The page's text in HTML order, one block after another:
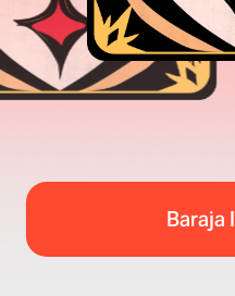
Baraja